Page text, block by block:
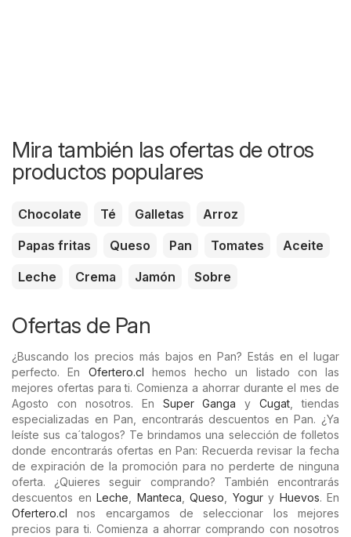
Mira también las ofertas de otros
productos populares
Chocolate Té Galletas
Arroz
Papas fritas
Queso Pan Tomates
Aceite
Leche
Crema Jamón Sobre
Ofertas de Pan
¿Buscando los precios más bajos en Pan? Estás en el lugar
perfecto. En Ofertero.cl hemos hecho un listado con las
mejores ofertas para ti. Comienza a ahorrar durante el mes de
Agosto con nosotros. En Super Ganga yCugat , tiendas
especializadas en Pan, encontrarás descuentos en Pan. ¿Ya
leíste sus ca´talogos? Te brindamos una selección de folletos
donde encontrarás ofertas en Pan: Recuerda revisar la fecha
de expiración de la promoción para no perderte de ninguna
oferta. ¿Quieres seguir comprando? También encontrarás
descuentos en Leche Manteca Queso Yogury Huevos. En
Ofertero.cl nos encargamos de seleccionar los mejores
precios para ti. Comienza a ahorrar comprando con nosotros